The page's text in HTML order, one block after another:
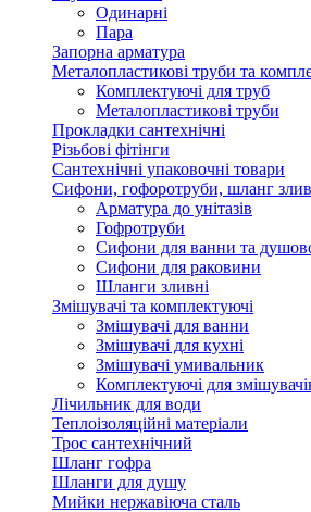
Одинарні
Пара
Запорна арматура
Металопластикові труби та
Комплектуючі для труб
Металопластикові труби
Прокладки сантехнічні
Різьбові фітінги
Сантехнічні упаковочні товари
Сифони, гофоротруби, шланг
Арматура до унітазів
Гофротруби
Сифони для ванни та
Сифони для раковини
Шланги зливні
Змішувачі та комплектуючі
Змішувачі для ванни
Змішувачі для кухні
Змішувачі умивальник
Комплектуючі для
Лічильник для води
Теплоізоляційні матеріали
Трос сантехнічний
Шланг гофра
Шланги для душу
Мийки нержавіюча сталь